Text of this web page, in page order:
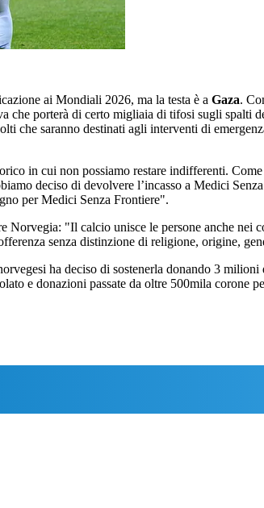
ai Mondiali 2026, ma la testa è a Gaza.
che porterà di certo migliaia di tifosi sugli
che saranno destinati agli interventi di
in cui non possiamo restare indifferenti.
deciso di devolvere l’incasso a Medici
per Medici Senza Frontiere".
Norvegia: "Il calcio unisce le persone anche
senza distinzione di religione, origine,
ha deciso di sostenerla donando 3
e donazioni passate da oltre 500mila corone